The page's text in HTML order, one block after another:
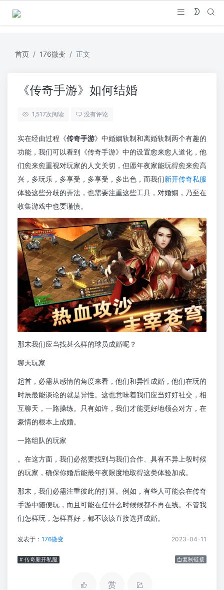
首页 176微变 正文
《传奇手游》如何结婚
1,517次阅读 没有评论
实在经由过程《传奇手游》中婚姻轨制和离婚轨制两个有趣的
功能，我们可以看到《传奇手游》中的设置愈来愈人道化，他
们愈来愈重视对玩家的人文关切，但愿年夜家能玩得愈来愈高
兴，多玩乐，多享受，多享受，多出色，而我们新开传奇私服
体验这些分歧的弄法，也需要注重这些工具，对婚姻，乃至在
收集游戏中也要谨慎。
那末我们应当找甚么样的球员成婚呢？
聊天玩家
起首，必需从感情的角度来看，他们和异性成婚，他们在玩的
时辰最能谈论的就是异性。这也意味着我们应当好好社交，相
互聊天，一路操练。只有如许，我们才能更好地领会对方，在
豪情的根本上成婚。
一路组队的玩家
。在这方面，我们必然要找到与我们合作、具有不异上彀时候
的玩家，确保你婚后能最年夜限度地取得这类体验加成。
那末，我们必需注重彼此的打算。例如，有些人可能会在传奇
手游中随便玩，而且可能在任什么时候候都不再在线。不管我
们怎样玩，怎样喜好，都不该该直接选择成婚。
发表于： 176微变 2023-04-11
# 传奇新开私服 复制链接
赏